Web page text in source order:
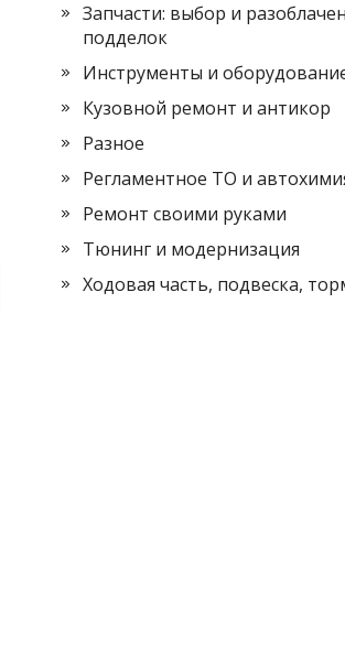
Запчасти: выбор и
подделок
Инструменты и
Кузовной ремонт и антикор
Разное
Регламентное ТО и
Ремонт своими руками
Тюнинг и модернизация
Ходовая часть, подвеска,